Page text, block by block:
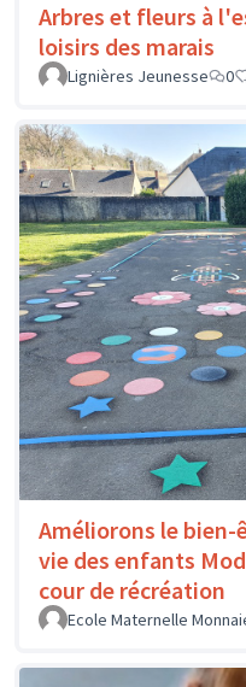
Arbres et fleurs à
loisirs des marais
Lignières Jeunesse
0
Améliorons le bien-
vie des enfants
cour de récréation
Ecole Maternelle